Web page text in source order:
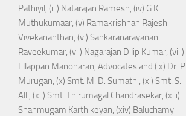
Pathiyil, (iii) Natarajan Ramesh, (iv) G.K.
Muthukumaar, (v) Ramakrishnan Rajesh
Vivekananthan, (vi) Sankaranarayanan
Raveekumar, (vii) Nagarajan Dilip Kumar, (viii)
Ellappan Manoharan, Advocates and (ix) Dr. P.
Murugan, (x) Smt. M. D. Sumathi, (xi) Smt. S.
Alli, (xii) Smt. Thirumagal Chandrasekar, (xiii)
Shanmugam Karthikeyan, (xiv) Baluchamy